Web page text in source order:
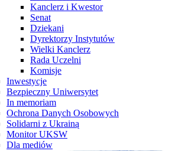
Kanclerz i Kwestor
Senat
Dziekani
Dyrektorzy Instytutów
Wielki Kanclerz
Rada Uczelni
Komisje
Inwestycje
Bezpieczny Uniwersytet
In memoriam
Ochrona Danych Osobowych
Solidarni z Ukrainą
Monitor UKSW
Dla mediów